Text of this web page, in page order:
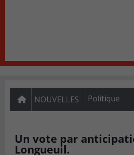
NOUVELLES Politique
Un vote par
Longueuil.